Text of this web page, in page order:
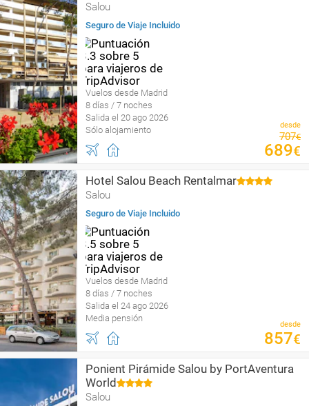
Salou
Seguro de Viaje Incluido
Vuelos desde Madrid
8 días / 7 noches
Salida el 20 ago 2026
Sólo alojamiento
desde
707€
689€
Hotel Salou Beach Rentalmar
Salou
Seguro de Viaje Incluido
Vuelos desde Madrid
8 días / 7 noches
Salida el 24 ago 2026
Media pensión
desde
857€
Ponient Pirámide Salou by PortAventura
World
Salou